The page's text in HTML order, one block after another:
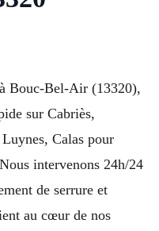
Bouc-Bel-Air (13320),
sur Cabriès,
Calas pour
intervenons 24h/24
de serrure et
au cœur de nos